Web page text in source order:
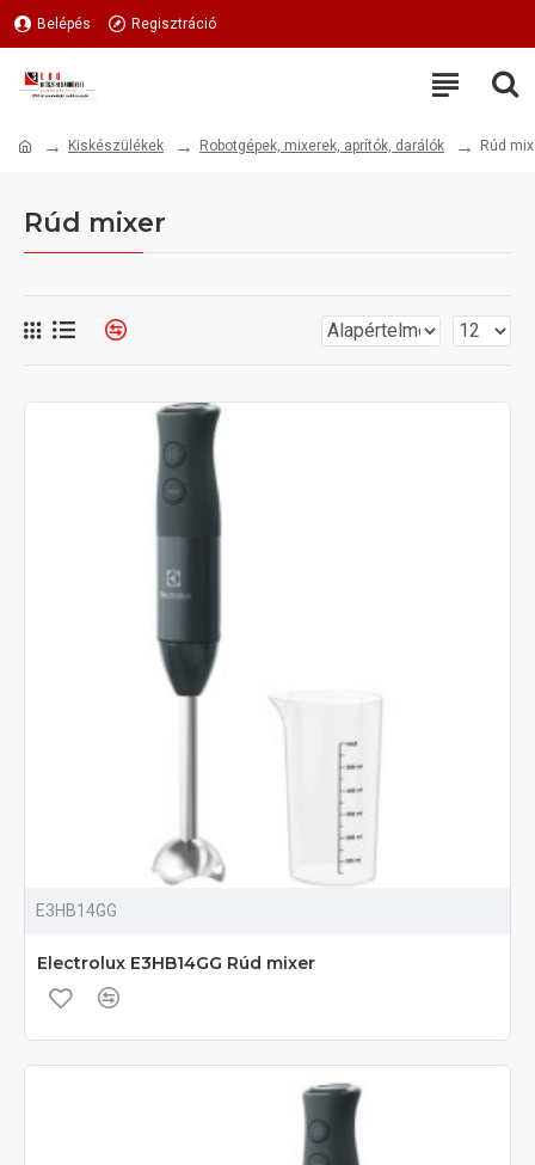
Belépés Regisztráció
Kiskészülékek Robotgépek, mixerek, aprítók, darálók Rúd
Rúd mixer
E3HB14GG
Electrolux E3HB14GG Rúd mixer